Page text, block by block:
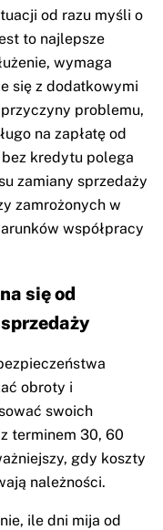
od razu myśli o
to najlepsze
wymaga
się z dodatkowymi
problemu,
na zapłatę od
bez kredytu polega
zamiany sprzedaży
zamrożonych w
współpracy
się od
obroty i
swoich
terminem 30, 60
gdy koszty
należności.
ile dni mija od